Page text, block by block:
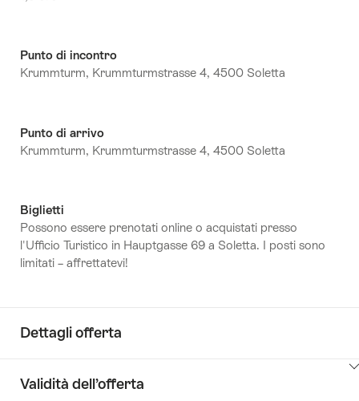
Punto di incontro
Krummturm, Krummturmstrasse 4, 4500 Soletta
Punto di arrivo
Krummturm, Krummturmstrasse 4, 4500 Soletta
Biglietti
Possono essere prenotati online o acquistati presso
l'Ufficio Turistico in Hauptgasse 69 a Soletta. I posti sono
limitati – affrettatevi!
Dettagli offerta
qui
Validità dell’offerta